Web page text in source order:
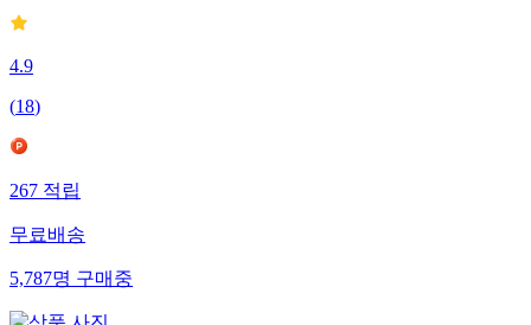
4.9
(18)
267적립
무료배송
5,787명구매중